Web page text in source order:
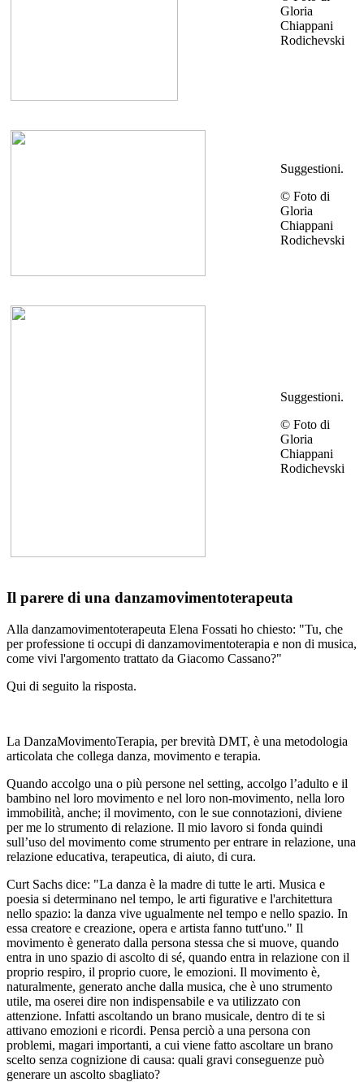
Gloria
Chiappani
Rodichevski
Suggestioni.
© Foto di
Gloria
Chiappani
Rodichevski
Suggestioni.
© Foto di
Gloria
Chiappani
Rodichevski
Il parere di una danzamovimentoterapeuta
Alla danzamovimentoterapeuta Elena Fossati ho chiesto: "Tu, che
per professione ti occupi di danzamovimentoterapia e non di musica,
come vivi l'argomento trattato da Giacomo Cassano?"
Qui di seguito la risposta.
La DanzaMovimentoTerapia, per brevità DMT, è una metodologia
articolata che collega danza, movimento e terapia.
Quando accolgo una o più persone nel setting, accolgo l’adulto e il
bambino nel loro movimento e nel loro non-movimento, nella loro
immobilità, anche; il movimento, con le sue connotazioni, diviene
per me lo strumento di relazione. Il mio lavoro si fonda quindi
sull’uso del movimento come strumento per entrare in relazione, una
relazione educativa, terapeutica, di aiuto, di cura.
Curt Sachs dice: "La danza è la madre di tutte le arti. Musica e
poesia si determinano nel tempo, le arti figurative e l'architettura
nello spazio: la danza vive ugualmente nel tempo e nello spazio. In
essa creatore e creazione, opera e artista fanno tutt'uno." Il
movimento è generato dalla persona stessa che si muove, quando
entra in uno spazio di ascolto di sé, quando entra in relazione con il
proprio respiro, il proprio cuore, le emozioni. Il movimento è,
naturalmente, generato anche dalla musica, che è uno strumento
utile, ma oserei dire non indispensabile e va utilizzato con
attenzione. Infatti ascoltando un brano musicale, dentro di te si
attivano emozioni e ricordi. Pensa perciò a una persona con
problemi, magari importanti, a cui viene fatto ascoltare un brano
scelto senza cognizione di causa: quali gravi conseguenze può
generare un ascolto sbagliato?